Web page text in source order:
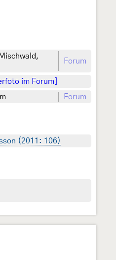
Forum
im Forum]
Forum
(2011: 106)